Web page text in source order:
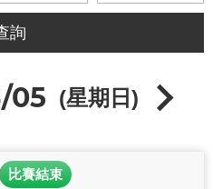
05 (星期日)
比賽結束